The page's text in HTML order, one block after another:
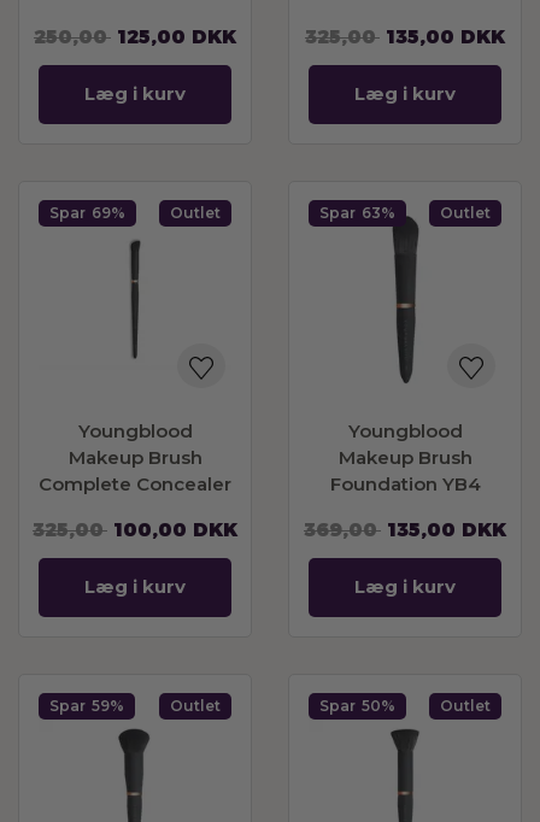
250,00 125,00 DKK
Læg i kurv
325,00 135,00 DKK
Læg i kurv
Spar 69% Outlet
Youngblood
Makeup Brush
Complete Concealer
325,00 100,00 DKK
Læg i kurv
Spar 63% Outlet
Youngblood
Makeup Brush
Foundation YB4
369,00 135,00 DKK
Læg i kurv
Spar 59% Outlet Spar 50% Outlet